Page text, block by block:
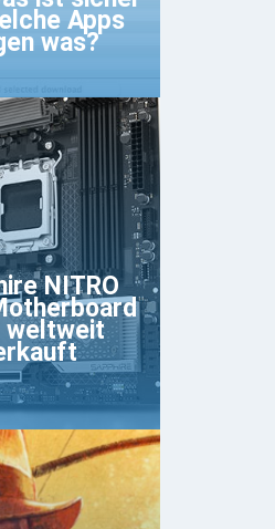
Apps
was?
NITRO
weltweit